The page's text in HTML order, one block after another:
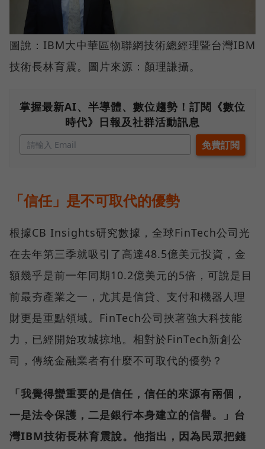
圖說：IBM大中華區物聯網技術總經理暨台灣IBM
技術長林育震。圖片來源：顏理謙攝。
掌握最新AI、半導體、數位趨勢！訂閱《數位
時代》日報及社群活動訊息
「信任」是不可取代的優勢
根據CB Insights研究數據，全球FinTech公司光
在去年第三季就吸引了高達48.5億美元投資，金
額幾乎是前一年同期10.2億美元的5倍，可說是目
前最夯產業之一，尤其是信貸、支付和機器人理
財更是重點領域。FinTech公司挾著強大科技能
力，已經開始攻城掠地。相對於FinTech新創公
司，傳統金融業者有什麼不可取代的優勢？
「我覺得蠻重要的是信任，信任的來源有兩個，
一是法令保護，二是銀行本身建立的信譽。」 台
灣IBM技術長林育震說。他指出，因為民眾把錢